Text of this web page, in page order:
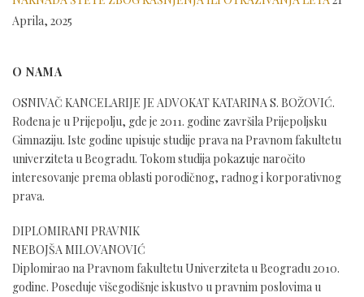
Aprila, 2025
O NAMA
OSNIVAČ KANCELARIJE JE ADVOKAT KATARINA S. BOŽOVIĆ.
Rođena je u Prijepolju, gde je 2011. godine završila Prijepoljsku
Gimnaziju. Iste godine upisuje studije prava na Pravnom fakultetu
univerziteta u Beogradu. Tokom studija pokazuje naročito
interesovanje prema oblasti porodičnog, radnog i korporativnog
prava.
DIPLOMIRANI PRAVNIK
NEBOJŠA MILOVANOVIĆ
Diplomirao na Pravnom fakultetu Univerziteta u Beogradu 2010.
godine. Poseduje višegodišnje iskustvo u pravnim poslovima u